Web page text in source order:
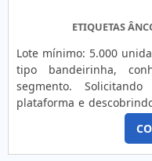
ETIQUETAS
Lote mínimo: 5.000
tipo bandeirinha,
segmento.
plataforma e
MAIS SOBRE
achar etiqueta tipo
inovadora,